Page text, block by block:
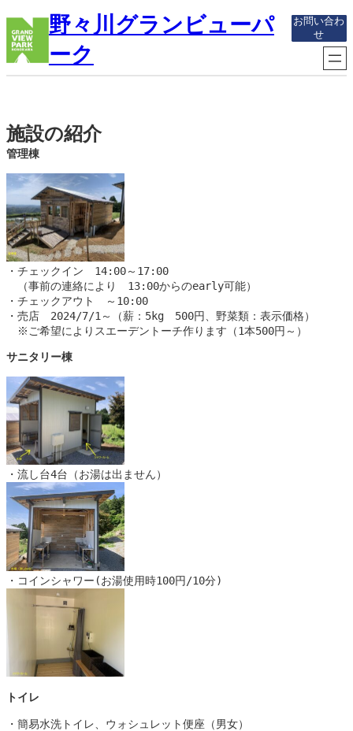
容
を
ス
キ
野々川グランビューパ
ーク
お問い合わ
せ
施設の紹介
管理棟
・チェックイン　14:00～17:00
（事前の連絡により　13:00からのearly可能）
・チェックアウト　～10:00
・売店　2024/7/1～（薪：5kg　500円、野菜類：表示価格）
※ご希望によりスエーデントーチ作ります（1本500円～）
サニタリー棟
・流し台4台（お湯は出ません）
・コインシャワー(お湯使用時100円/10分)
トイレ
・簡易水洗トイレ、ウォシュレット便座（男女）